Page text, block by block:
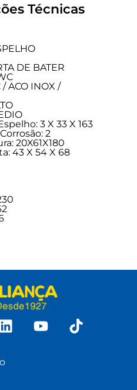
Técnicas
DE BATER
ACO INOX /
3 X 33 X 163
2
20X61X180
43 X 54 X 68